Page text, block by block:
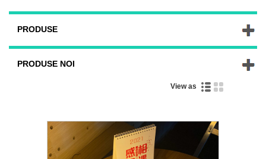
PRODUSE
PRODUSE NOI
View as